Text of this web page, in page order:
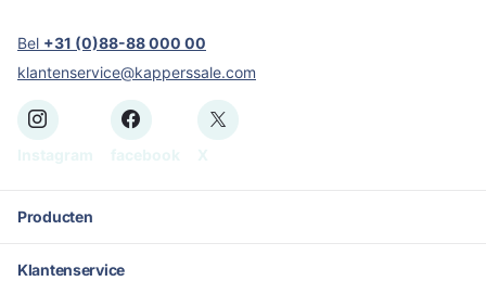
Bel +31 (0)88-88 000 00
klantenservice@kapperssale.com
Producten
Klantenservice